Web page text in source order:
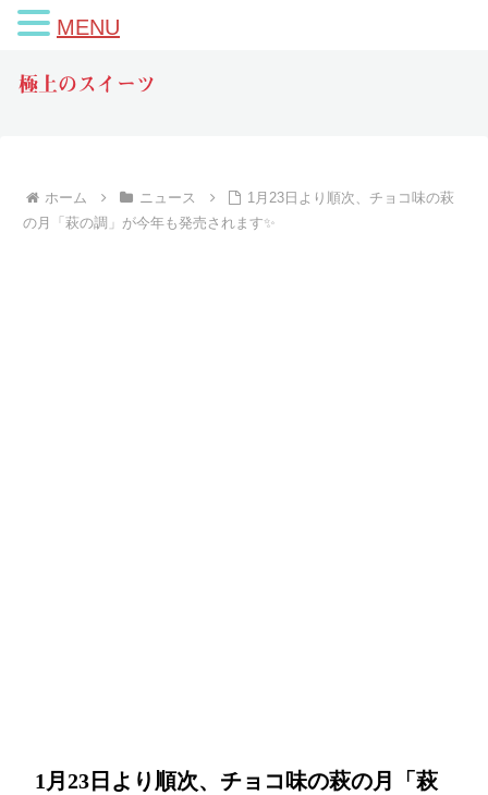
極上のスイーツ
ホーム ニュース
1月23日より順次、チョコ味の萩
の月「萩の調」が今年も発売されます✨
1月23日より順次、チョコ味の萩の月「萩
MENU